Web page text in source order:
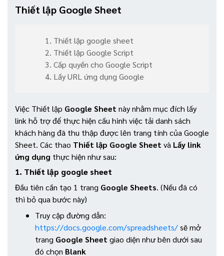
Thiết lập Google Sheet
1. Thiết lập google sheet
2. Thiết lập Google Script
3. Cấp quyền cho Google Script
4. Lấy URL ứng dụng Google
Việc Thiết lập Google Sheet này nhằm mục đích lấy
link hỗ trợ để thực hiện cấu hình việc tải danh sách
khách hàng đã thu thập được lên trang tính của Google
Sheet. Các thao Thiết lập Google Sheet và Lấy link
ứng dụng thực hiện như sau:
1. Thiết lập google sheet
Đầu tiên cần tạo 1 trang Google Sheets. (Nếu đã có
thì bỏ qua bước này)
Truy cập đường dẫn:
https://docs.google.com/spreadsheets/sẽ mở
trang Google Sheet giao diện như bên dưới sau
đó chọn Blank